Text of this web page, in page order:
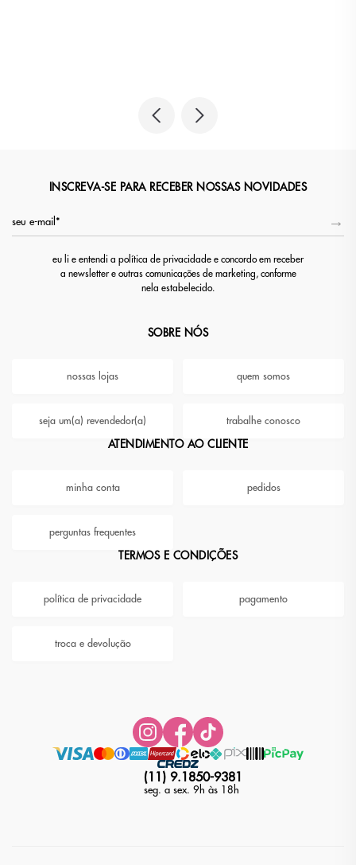
INSCREVA-SE PARA RECEBER NOSSAS NOVIDADES
eu li e entendi a política de privacidade e concordo em receber
a newsletter e outras comunicações de marketing, conforme
nela estabelecido.
SOBRE NÓS
nossas lojas quem somos
seja um(a) revendedor(a) trabalhe conosco
ATENDIMENTO AO CLIENTE
minha conta pedidos
perguntas frequentes
TERMOS E CONDIÇÕES
política de privacidade pagamento
troca e devolução
(11) 9.1850-9381
seg. a sex. 9h às 18h